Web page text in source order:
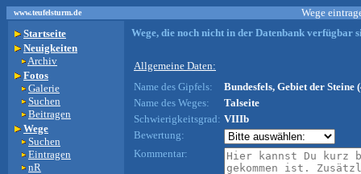
www.teufelsturm.de
Wege
Startseite
Neuigkeiten
Archiv
Fotos
Galerie
Suchen
Beitragen
Wege
Suchen
Eintragen
nR
Wege, die noch nicht in der Datenbank verfügbar
Allgemeine Daten:
Name des Gipfels:
Bundesfels, Gebiet der Steine
Name des Weges:
Talseite
Schwierigkeitsgrad: VIIIb
Bewertung:
Kommentar: